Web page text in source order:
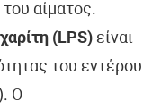
αίματος.
(LPS) είναι
του εντέρου
Ο